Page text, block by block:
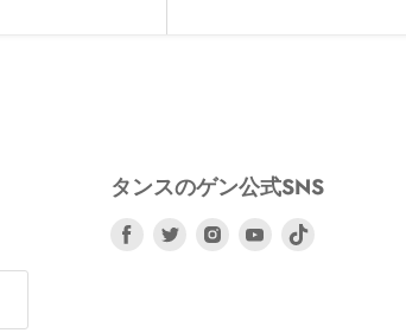
タンスのゲン公式SNS
Facebook
Twitter InstagramYoutube